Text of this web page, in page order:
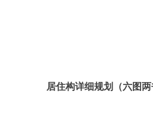
居住构详细规划（六图